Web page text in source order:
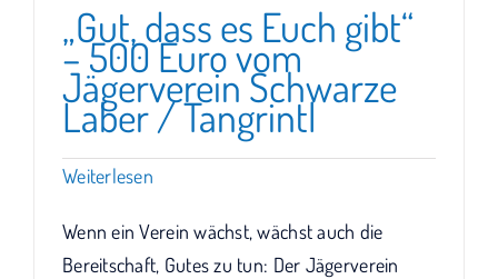
„Gut, dass es Euch gibt“
– 500 Euro vom
Jägerverein Schwarze
Laber / Tangrintl
Weiterlesen
Wenn ein Verein wächst, wächst auch die
Bereitschaft, Gutes zu tun: Der Jägerverein